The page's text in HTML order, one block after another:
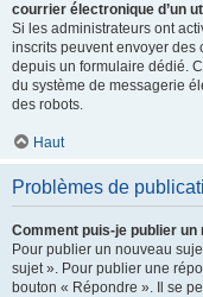
courrier électronique d’un
Si les administrateurs ont
inscrits peuvent envoyer des
depuis un formulaire dédié.
du système de messagerie
des robots.
Haut
Problèmes de
Comment puis-je publier un
Pour publier un nouveau
sujet ». Pour publier une
bouton « Répondre ». Il se